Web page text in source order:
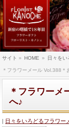
サイト » HOME » 日々を
＊フラワーメール Vol.388＊
＊フラワーメ
へ♪
日々をいろどるフラワー